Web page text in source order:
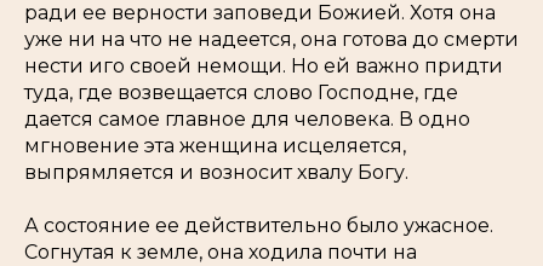
ради ее верности заповеди Божией. Хотя она
уже ни на что не надеется, она готова до смерти
нести иго своей немощи. Но ей важно придти
туда, где возвещается слово Господне, где
дается самое главное для человека. В одно
мгновение эта женщина исцеляется,
выпрямляется и возносит хвалу Богу.
А состояние ее действительно было ужасное.
Согнутая к земле, она ходила почти на